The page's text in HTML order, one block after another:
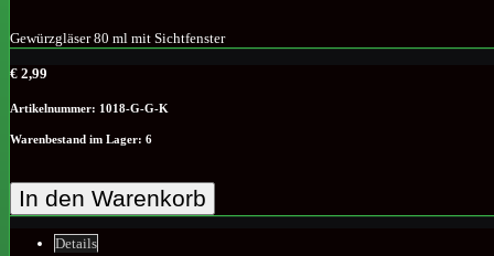
Gewürzgläser 80 ml mit Sichtfenster
€ 2,99
Artikelnummer: 1018-G-G-K
Warenbestand im Lager: 6
In den Warenkorb
Details